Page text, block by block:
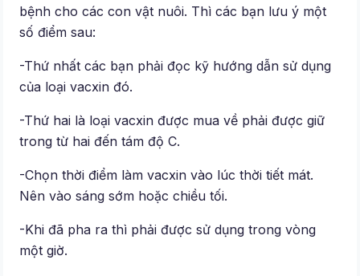
bệnh cho các con vật nuôi. Thì các bạn lưu ý một
số điểm sau:
-Thứ nhất các bạn phải đọc kỹ hướng dẫn sử dụng
của loại vacxin đó.
-Thứ hai là loại vacxin được mua về phải được giữ
trong từ hai đến tám độ C.
-Chọn thời điểm làm vacxin vào lúc thời tiết mát.
Nên vào sáng sớm hoặc chiều tối.
-Khi đã pha ra thì phải được sử dụng trong vòng
một giờ.